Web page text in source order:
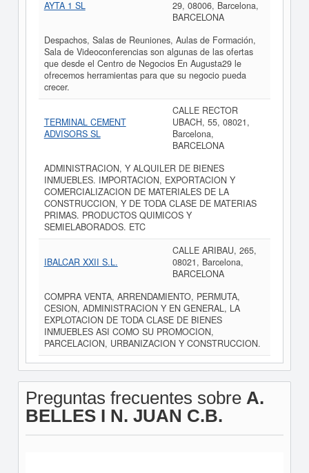
AYTA 1 SL
29, 08006, Barcelona,
BARCELONA
Despachos, Salas de Reuniones, Aulas de Formación,
Sala de Videoconferencias son algunas de las ofertas
que desde el Centro de Negocios En Augusta29 le
ofrecemos herramientas para que su negocio pueda
crecer.
TERMINAL CEMENT
ADVISORS SL
CALLE RECTOR
UBACH, 55, 08021,
Barcelona,
BARCELONA
ADMINISTRACION, Y ALQUILER DE BIENES
INMUEBLES. IMPORTACION, EXPORTACION Y
COMERCIALIZACION DE MATERIALES DE LA
CONSTRUCCION, Y DE TODA CLASE DE MATERIAS
PRIMAS. PRODUCTOS QUIMICOS Y
SEMIELABORADOS. ETC
IBALCAR XXII S.L.
CALLE ARIBAU, 265,
08021, Barcelona,
BARCELONA
COMPRA VENTA, ARRENDAMIENTO, PERMUTA,
CESION, ADMINISTRACION Y EN GENERAL, LA
EXPLOTACION DE TODA CLASE DE BIENES
INMUEBLES ASI COMO SU PROMOCION,
PARCELACION, URBANIZACION Y CONSTRUCCION.
Preguntas frecuentes sobre A.
BELLES I N. JUAN C.B.